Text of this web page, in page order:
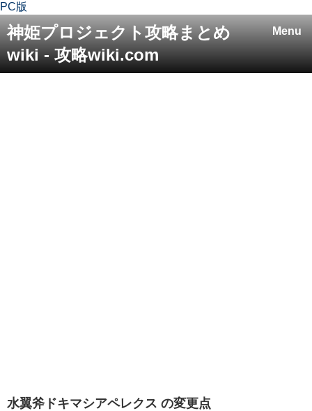
PC版
Menu
神姫プロジェクト攻略まとめ
wiki - 攻略wiki.com
水翼斧ドキマシアペレクス の変更点